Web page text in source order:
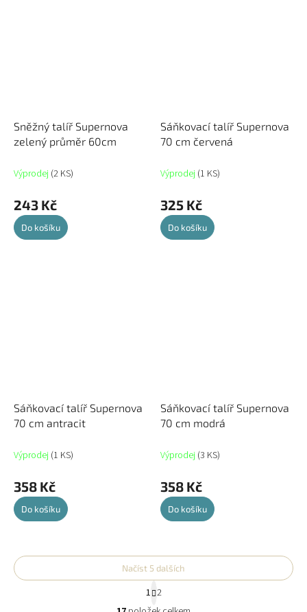
Sněžný talíř Supernova
zelený průměr 60cm
Výprodej (2 KS)
243 Kč
Do košíku
Sáňkovací talíř Supernova
70 cm červená
Výprodej (1 KS)
325 Kč
Do košíku
Sáňkovací talíř Supernova
70 cm antracit
Výprodej (1 KS)
358 Kč
Do košíku
Sáňkovací talíř Supernova
70 cm modrá
Výprodej (3 KS)
358 Kč
Do košíku
O
Načíst 5 dalších
t
r
1 2